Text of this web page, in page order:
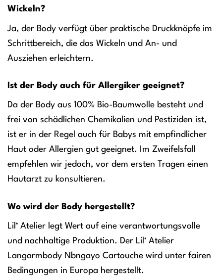
Wickeln?
Ja, der Body verfügt über praktische Druckknöpfe im
Schrittbereich, die das Wickeln und An- und
Ausziehen erleichtern.
Ist der Body auch für Allergiker geeignet?
Da der Body aus 100% Bio-Baumwolle besteht und
frei von schädlichen Chemikalien und Pestiziden ist,
ist er in der Regel auch für Babys mit empfindlicher
Haut oder Allergien gut geeignet. Im Zweifelsfall
empfehlen wir jedoch, vor dem ersten Tragen einen
Hautarzt zu konsultieren.
Wo wird der Body hergestellt?
Lil‘ Atelier legt Wert auf eine verantwortungsvolle
und nachhaltige Produktion. Der Lil‘ Atelier
Langarmbody Nbngayo Cartouche wird unter fairen
Bedingungen in Europa hergestellt.